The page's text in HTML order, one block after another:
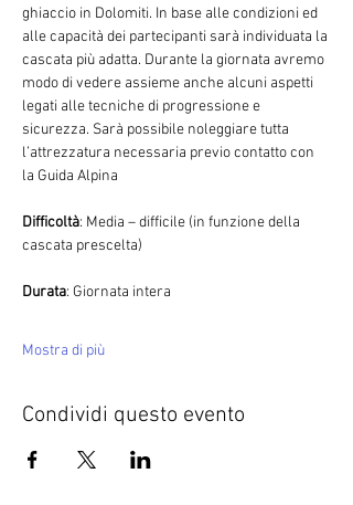
ghiaccio in Dolomiti. In base alle condizioni ed
alle capacità dei partecipanti sarà individuata la
cascata più adatta. Durante la giornata avremo
modo di vedere assieme anche alcuni aspetti
legati alle tecniche di progressione e
sicurezza. Sarà possibile noleggiare tutta
l’attrezzatura necessaria previo contatto con
la Guida Alpina
Difficoltà: Media – difficile (in funzione della
cascata prescelta)
Durata: Giornata intera
Mostra di più
Condividi questo evento